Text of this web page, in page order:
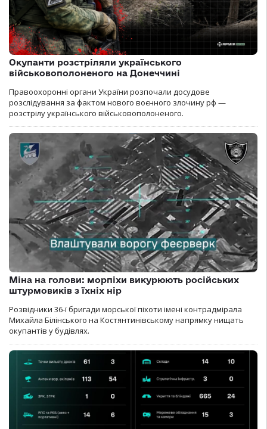
Окупанти розстріляли українського
військовополоненого на Донеччині
Правоохоронні органи України розпочали досудове
розслідування за фактом нового воєнного злочину рф —
розстрілу українського військовополоненого.
Міна на голови: морпіхи викурюють російських
штурмовиків з їхніх нір
Розвідники 36-ї бригади морської піхоти імені контрадмірала
Михайла Білінського на Костянтинівському напрямку нищать
окупантів у будівлях.